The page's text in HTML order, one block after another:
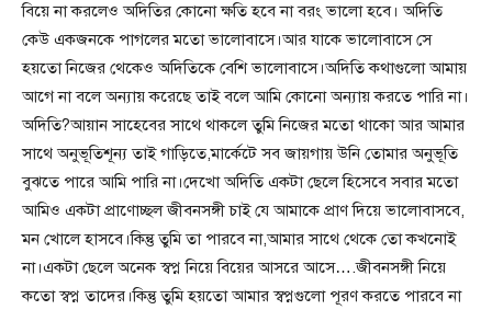
বিয়ে না করলেও অদিতির কোনো ক্ষতি হবে না বরং ভালো হবে। অদিতি
কেউ একজনকে পাগলের মতো ভালোবাসে।আর যাকে ভালোবাসে সে
হয়তো নিজের থেকেও অদিতিকে বেশি ভালোবাসে।অদিতি কথাগুলো আমায়
আগে না বলে অন্যায় করেছে তাই বলে আমি কোনো অন্যায় করতে পারি না।
অদিতি?আয়ান সাহেবের সাথে থাকলে তুমি নিজের মতো থাকো আর আমার
সাথে অনুভূতিশূন্য তাই গাড়িতে,মার্কেটে সব জায়গায় উনি তোমার অনুভূতি
বুঝতে পারে আমি পারি না।দেখো অদিতি একটা ছেলে হিসেবে সবার মতো
আমিও একটা প্রাণোচ্ছল জীবনসঙ্গী চাই যে আমাকে প্রাণ দিয়ে ভালোবাসবে,
মন খোলে হাসবে।কিন্তু তুমি তা পারবে না,আমার সাথে থেকে তো কখনোই
না।একটা ছেলে অনেক স্বপ্ন নিয়ে বিয়ের আসরে আসে….জীবনসঙ্গী নিয়ে
কতো স্বপ্ন তাদের।কিন্তু তুমি হয়তো আমার স্বপ্নগুলো পূরণ করতে পারবে না